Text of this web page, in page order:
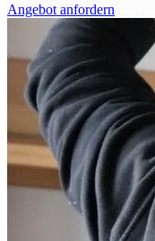
Angebot anfordern